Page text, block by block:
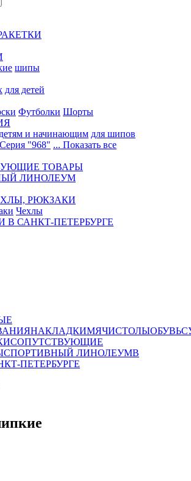
шипы
для детей
Футболки Шорты
детям и начинающим для шипов
Серия "968" ... Показать все
ТОВАРЫ
ЛИНОЛЕУМ
РЮКЗАКИ
Чехлы
В САНКТ-ПЕТЕРБУРГЕ
НАКЛАДКИМЯЧИСТОЛЫОБУВЬ
СОПУТСТВУЮЩИЕ
СПОРТИВНЫЙ ЛИНОЛЕУМВ
ПЕТЕРБУРГЕ